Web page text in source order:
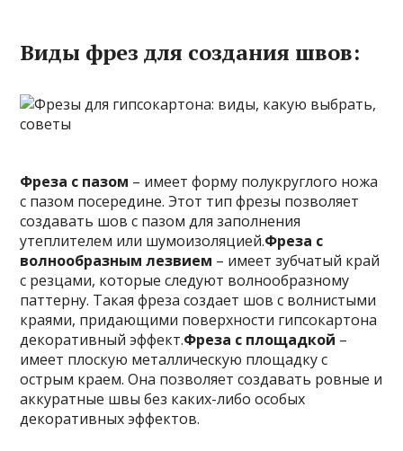
Виды фрез для создания швов:
Фреза с пазом – имеет форму полукруглого ножа
с пазом посередине. Этот тип фрезы позволяет
создавать шов с пазом для заполнения
утеплителем или шумоизоляцией.Фреза с
волнообразным лезвием – имеет зубчатый край
с резцами, которые следуют волнообразному
паттерну. Такая фреза создает шов с волнистыми
краями, придающими поверхности гипсокартона
декоративный эффект.Фреза с площадкой –
имеет плоскую металлическую площадку с
острым краем. Она позволяет создавать ровные и
аккуратные швы без каких-либо особых
декоративных эффектов.